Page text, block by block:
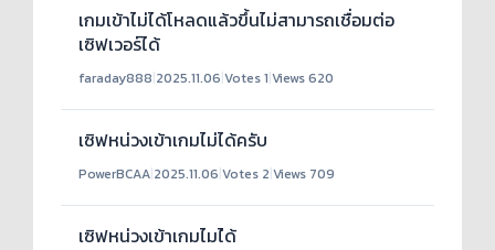
เกมเข้าไม่ได้โหลดแล้วขึ้นไม่สามารถเชื่อมต่อ
เซิฟเวอร์ได้
faraday888|2025.11.06|Votes 1|Views 620
เซิฟหน่วงเข้าเกมไม่ได้ครับ
PowerBCAA|2025.11.06|Votes 2|Views 709
เซิฟหน่วงเข้าเกมไมไ่ด้